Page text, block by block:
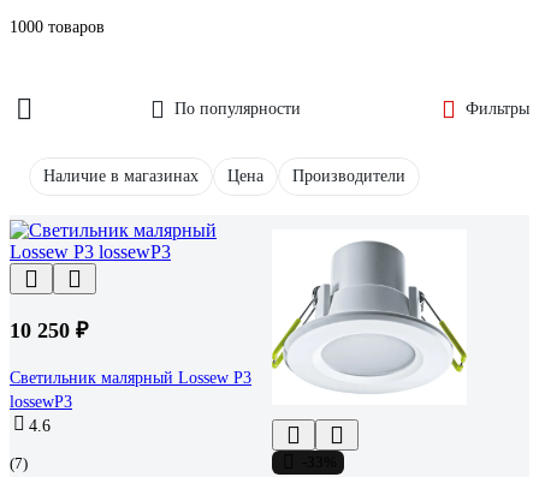
1000 товаров
По популярности Фильтры
Наличие в магазинах Цена Производители
10 250 ₽
Светильник малярный Lossew Р3
lossewP3
4.6
(7)